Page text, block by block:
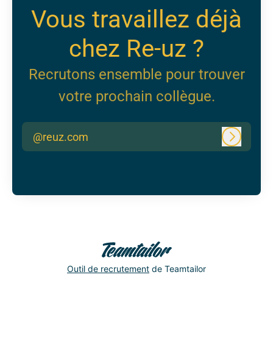
Vous travaillez déjà
chez Re-uz ?
Recrutons ensemble pour trouver
votre prochain collègue.
@reuz.com
Outil de recrutement de Teamtailor